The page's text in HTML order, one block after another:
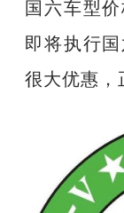
国六车型
即将执行
很大优惠，